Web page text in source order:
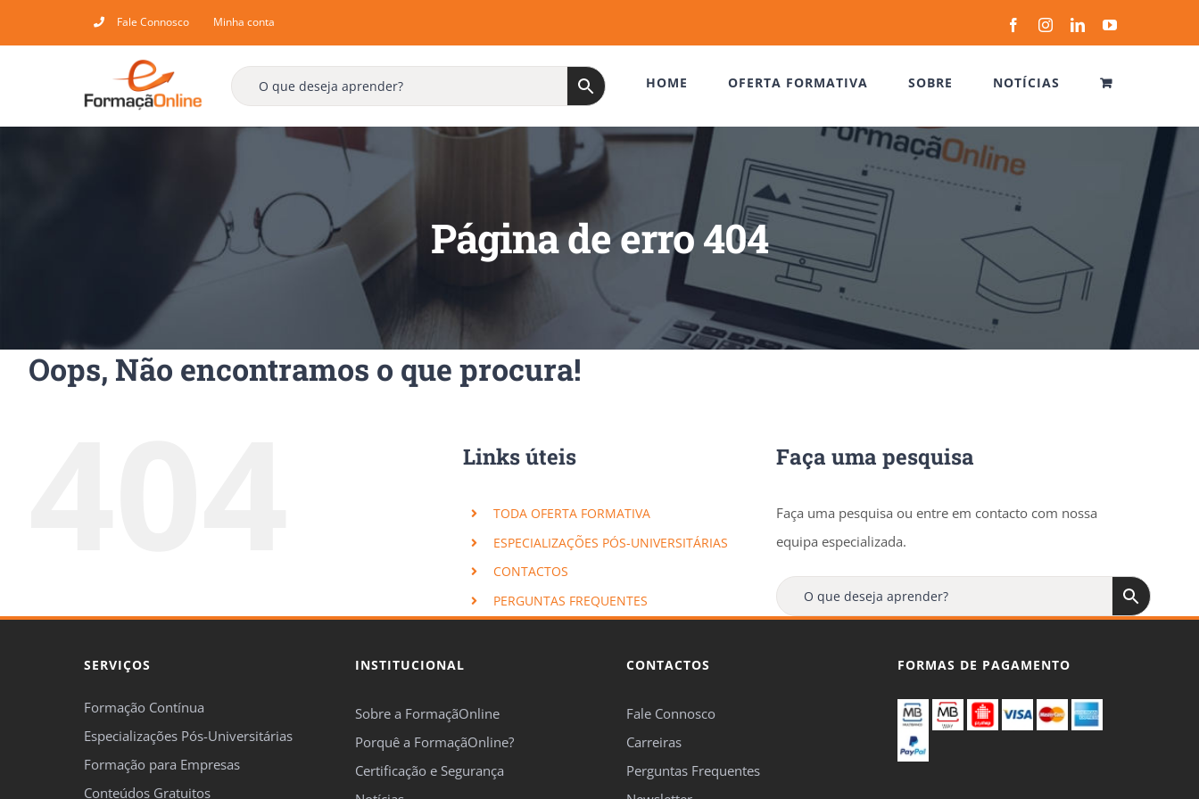
to
Fale Connosco Minha conta FacebookInstagramLinkedInYouTube
HOME OFERTA FORMATIVA SOBRE NOTÍCIAS
Página de erro 404
Oops, Não encontramos o que procura!
Links úteis
TODA OFERTA FORMATIVA
ESPECIALIZAÇÕES PÓS-UNIVERSITÁRIAS
CONTACTOS
PERGUNTAS FREQUENTES
Faça uma pesquisa
Faça uma pesquisa ou entre em contacto com nossa
equipa especializada.
SERVIÇOS
Formação Contínua
Especializações Pós-Universitárias
Formação para Empresas
Conteúdos Gratuitos
INSTITUCIONAL
Sobre a FormaçãOnline
Porquê a FormaçãOnline?
Certificação e Segurança
CONTACTOS
Fale Connosco
Carreiras
Perguntas Frequentes
FORMAS DE PAGAMENTO